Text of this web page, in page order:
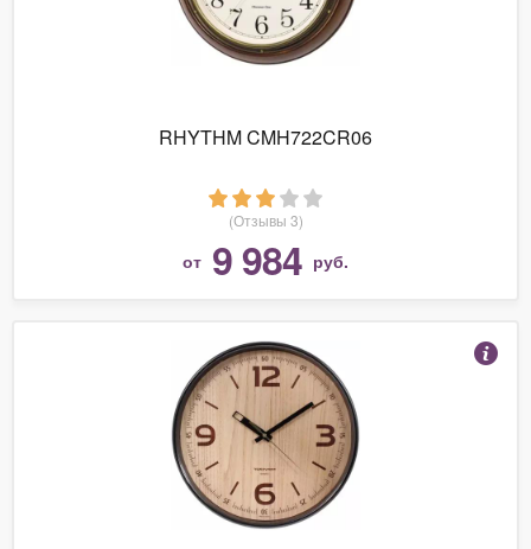
RHYTHM CMH722CR06
(Отзывы 3)
от 9 984 руб.